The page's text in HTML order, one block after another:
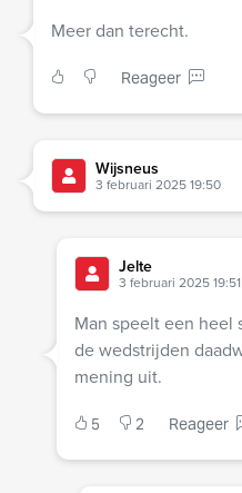
Meer dan terecht.
Reageer
Wijsneus
3 februari 2025 19:50
Jelte
3 februari 2025 19:51
Man speelt een heel
de wedstrijden
mening uit.
5 2 Reageer